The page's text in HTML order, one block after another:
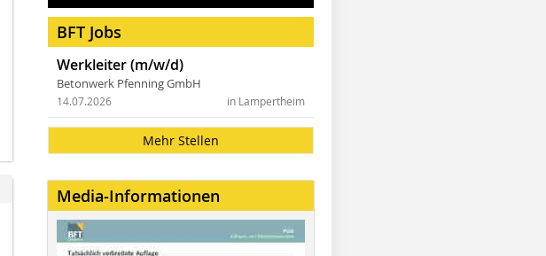
BFT Jobs
Werkleiter (m/w/d)
Betonwerk Pfenning GmbH
in Lampertheim
14.07.2026
Mehr Stellen
Media-Informationen